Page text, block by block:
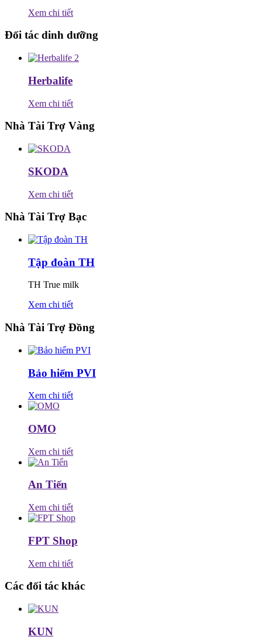
Xem chi tiết
Đối tác dinh dưỡng
Herbalife
Xem chi tiết
Nhà Tài Trợ Vàng
SKODA
Xem chi tiết
Nhà Tài Trợ Bạc
Tập đoàn TH
TH True milk
Xem chi tiết
Nhà Tài Trợ Đồng
Bảo hiểm PVI
Xem chi tiết
OMO
Xem chi tiết
An Tiến
Xem chi tiết
FPT Shop
Xem chi tiết
Các đối tác khác
KUN